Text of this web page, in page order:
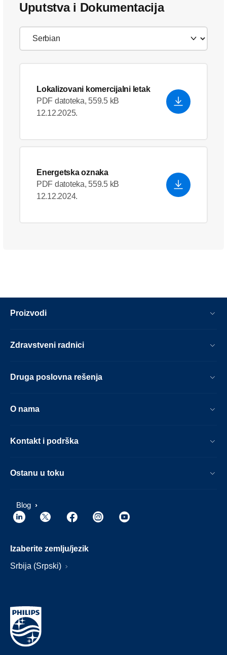
Uputstva i Dokumentacija
Lokalizovani komercijalni letak
PDF datoteka, 559.5 kB
12.12.2025.
Energetska oznaka
PDF datoteka, 559.5 kB
12.12.2024.
Proizvodi
Zdravstveni radnici
Druga poslovna rešenja
O nama
Kontakt i podrška
Ostanu u toku
Blog
Izaberite zemlju/jezik
Srbija (Srpski)